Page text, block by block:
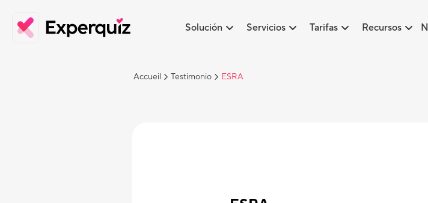
Solución Servicios Tarifas Recursos
Accueil Testimonio ESRA